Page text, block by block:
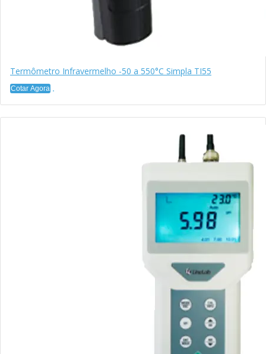
Termômetro Infravermelho -50 a 550°C Simpla TI55
Cotar Agora